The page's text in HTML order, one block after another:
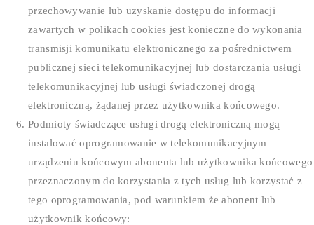
przechowywanie lub uzyskanie dostępu do informacji
zawartych w polikach cookies jest konieczne do wykonania
transmisji komunikatu elektronicznego za pośrednictwem
publicznej sieci telekomunikacyjnej lub dostarczania usługi
telekomunikacyjnej lub usługi świadczonej drogą
elektroniczną, żądanej przez użytkownika końcowego.
Podmioty świadczące usługi drogą elektroniczną mogą
instalować oprogramowanie w telekomunikacyjnym
urządzeniu końcowym abonenta lub użytkownika końcowego
przeznaczonym do korzystania z tych usług lub korzystać z
tego oprogramowania, pod warunkiem że abonent lub
użytkownik końcowy: